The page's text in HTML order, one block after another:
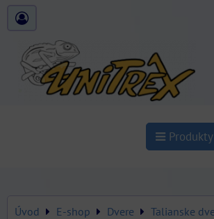
Produkty
Úvod E-shop Dvere
Talianske